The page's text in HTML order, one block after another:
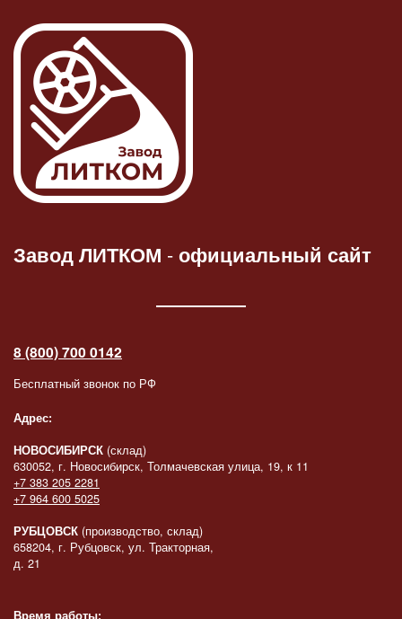
Завод ЛИТКОМ -официальный сайт
8 (800) 700 0142
Бесплатный звонок по РФ
Адрес:
НОВОСИБИРСК (склад)
630052, г. Новосибирск, Толмачевская улица, 19, к 11
+7 383 205 2281
+7 964 600 5025
РУБЦОВСК (производство, склад)
658204, г. Рубцовск, ул. Тракторная,
д. 21
Время работы: